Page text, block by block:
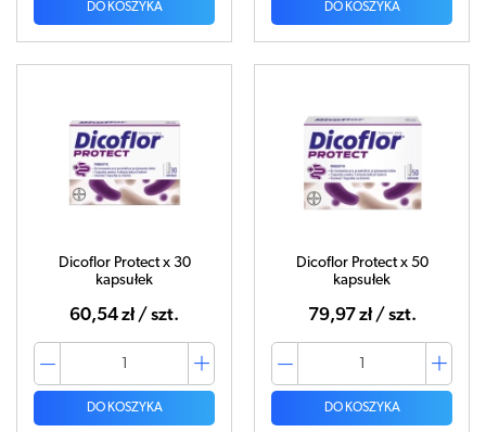
DO KOSZYKA DO KOSZYKA
Dicoflor Protect x 30
kapsułek
60,54 zł / szt.
DO KOSZYKA
Dicoflor Protect x 50
kapsułek
79,97 zł / szt.
DO KOSZYKA